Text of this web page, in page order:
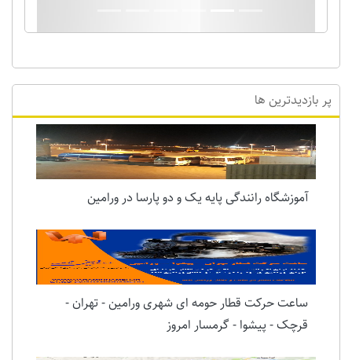
پر بازدیدترین ها
آموزشگاه رانندگی پایه یک و دو پارسا در ورامین
ساعت حرکت قطار حومه ای شهری ورامین - تهران -
قرچک - پیشوا - گرمسار امروز